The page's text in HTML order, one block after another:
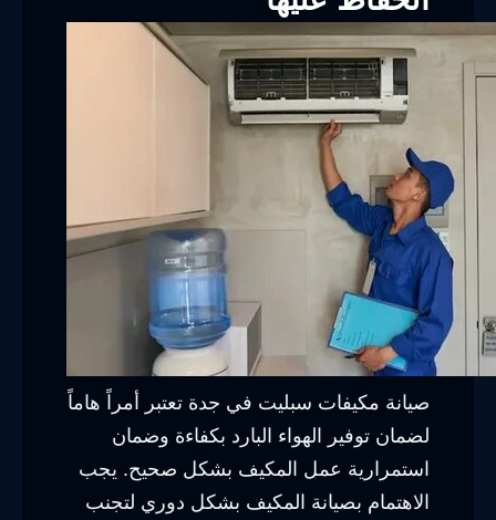
صيانة مكيفات سبليت في جدة تعتبر أمراً هاماً
لضمان توفير الهواء البارد بكفاءة وضمان
استمرارية عمل المكيف بشكل صحيح. يجب
الاهتمام بصيانة المكيف بشكل دوري لتجنب